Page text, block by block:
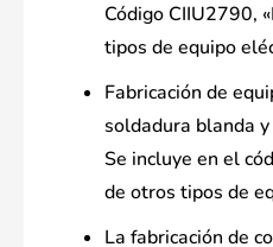
Código CIIU2790,
tipos de equipo
Fabricación de
soldadura blanda
Se incluye en el
de otros tipos de
La fabricación de